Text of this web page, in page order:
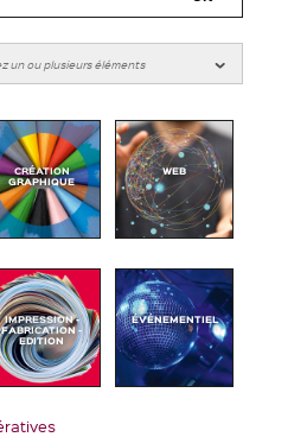
CRÉATION
GRAPHIQUE
WEB
IMPRESSION -
FABRICATION -
EDITION
ÉVÉNEMENTIEL